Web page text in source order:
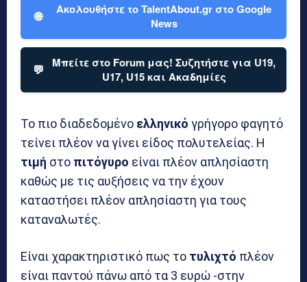
🌐
Ακολουθήστε το TalentAbout.gr στο Google
News
💬
Μπείτε στο Forum μας! Συζητήστε για U19,
U17, U15 και Ακαδημίες
Το πιο διαδεδομένο ελληνικό γρήγορο φαγητό
τείνει πλέον να γίνει είδος πολυτελείας. Η
τιμή στο πιτόγυρο είναι πλέον απλησίαστη
καθώς με τις αυξήσεις να την έχουν
καταστήσει πλέον απλησίαστη για τους
καταναλωτές.
Είναι χαρακτηριστικό πως το τυλιχτό πλέον
είναι παντού πάνω από τα 3 ευρώ -στην